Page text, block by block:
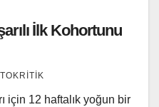
İlk Kohortunu
için 12 haftalık yoğun bir